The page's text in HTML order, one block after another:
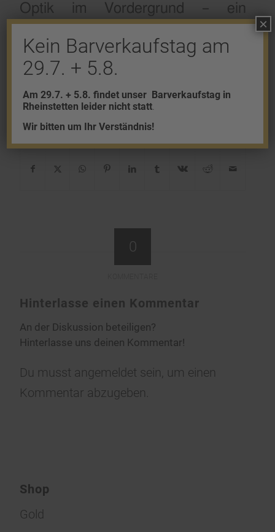
Optik im Vordergrund – ein
manchmal mehr um den Schein als
Eintrag teilen
0
Hinterlasse einen Kommentar
An der Diskussion beteiligen?
Hinterlasse uns deinen Kommentar!
Du musst angemeldet sein, um einen
Kommentar abzugeben.
Shop
Gold
Kein Barverkaufstag am
29.7. + 5.8.
Am 29.7. + 5.8. findet unser Barverkaufstag in
Rheinstetten leider nicht statt.
Wir bitten um Ihr Verständnis!
×